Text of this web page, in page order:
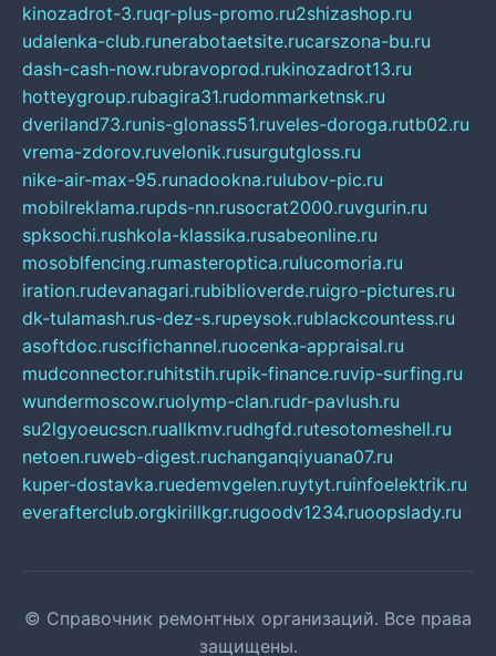
kinozadrot-3.ruqr-plus-promo.ru2shizashop.ru
udalenka-club.runerabotaetsite.rucarszona-bu.ru
dash-cash-now.rubravoprod.rukinozadrot13.ru
hotteygroup.rubagira31.rudommarketnsk.ru
dveriland73.runis-glonass51.ruveles-doroga.rutb02.ru
vrema-zdorov.ruvelonik.rusurgutgloss.ru
nike-air-max-95.runadookna.rulubov-pic.ru
mobilreklama.rupds-nn.rusocrat2000.ruvgurin.ru
spksochi.rushkola-klassika.rusabeonline.ru
mosoblfencing.rumasteroptica.rulucomoria.ru
iration.rudevanagari.rubiblioverde.ruigro-pictures.ru
dk-tulamash.rus-dez-s.rupeysok.rublackcountess.ru
asoftdoc.ruscifichannel.ruocenka-appraisal.ru
mudconnector.ruhitstih.rupik-finance.ruvip-surfing.ru
wundermoscow.ruolymp-clan.rudr-pavlush.ru
su2lgyoeucscn.ruallkmv.rudhgfd.rutesotomeshell.ru
netoen.ruweb-digest.ruchanganqiyuana07.ru
kuper-dostavka.ruedemvgelen.ruytyt.ruinfoelektrik.ru
everafterclub.orgkirillkgr.rugoodv1234.ruoopslady.ru
© Справочник ремонтных организаций. Все права
защищены.